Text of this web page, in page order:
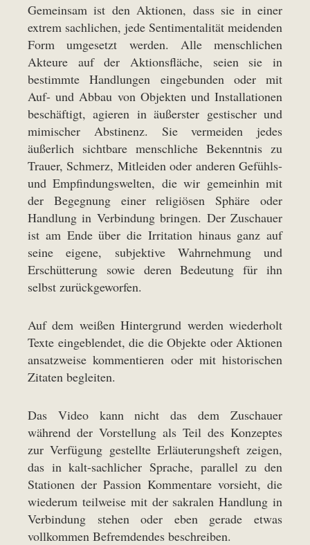
Gemeinsam ist den Aktionen, dass sie in einer
extrem sachlichen, jede Sentimentalität meidenden
Form umgesetzt werden. Alle menschlichen
Akteure auf der Aktionsfläche, seien sie in
bestimmte Handlungen eingebunden oder mit
Auf- und Abbau von Objekten und Installationen
beschäftigt, agieren in äußerster gestischer und
mimischer Abstinenz. Sie vermeiden jedes
äußerlich sichtbare menschliche Bekenntnis zu
Trauer, Schmerz, Mitleiden oder anderen Gefühls-
und Empfindungswelten, die wir gemeinhin mit
der Begegnung einer religiösen Sphäre oder
Handlung in Verbindung bringen. Der Zuschauer
ist am Ende über die Irritation hinaus ganz auf
seine eigene, subjektive Wahrnehmung und
Erschütterung sowie deren Bedeutung für ihn
selbst zurückgeworfen.
Auf dem weißen Hintergrund werden wiederholt
Texte eingeblendet, die die Objekte oder Aktionen
ansatzweise kommentieren oder mit historischen
Zitaten begleiten.
Das Video kann nicht das dem Zuschauer
während der Vorstellung als Teil des Konzeptes
zur Verfügung gestellte Erläuterungsheft zeigen,
das in kalt-sachlicher Sprache, parallel zu den
Stationen der Passion Kommentare vorsieht, die
wiederum teilweise mit der sakralen Handlung in
Verbindung stehen oder eben gerade etwas
vollkommen Befremdendes beschreiben.